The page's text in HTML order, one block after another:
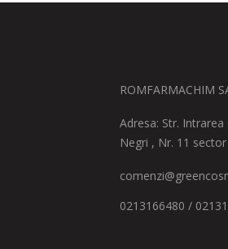
ROMFARMACHIM
Adresa: Str. Intrarea
Negri , Nr. 11
0213166480 /